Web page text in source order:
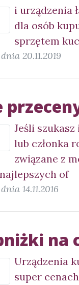
i urządzenia
dla osób
sprzętem
dnia 20.11.2019
Jeśli
lub członka
związane z
of
dnia 14.11.2016
na
Urządzenia
super